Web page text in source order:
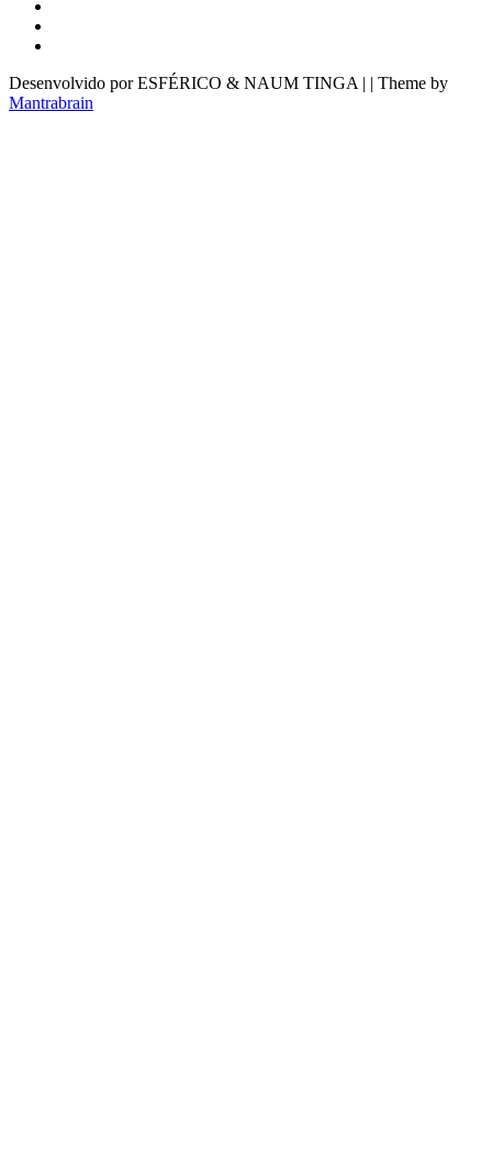
Desenvolvido por ESFÉRICO & NAUM TINGA | | Theme by
Mantrabrain